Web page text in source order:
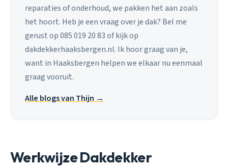
reparaties of onderhoud, we pakken het aan zoals
het hoort. Heb je een vraag over je dak? Bel me
gerust op 085 019 20 83 of kijk op
dakdekkerhaaksbergen.nl. Ik hoor graag van je,
want in Haaksbergen helpen we elkaar nu eenmaal
graag vooruit.
Alle blogs van Thijn →
Werkwijze Dakdekker